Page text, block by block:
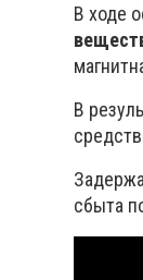
В ходе
В
сбыта